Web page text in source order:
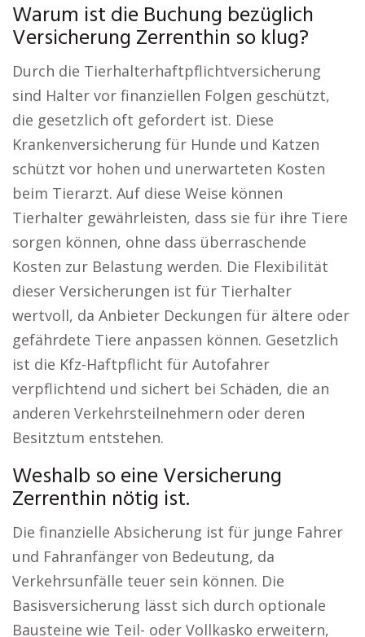
Warum ist die Buchung bezüglich
Versicherung Zerrenthin so klug?
Durch die Tierhalterhaftpflichtversicherung
sind Halter vor finanziellen Folgen geschützt,
die gesetzlich oft gefordert ist. Diese
Krankenversicherung für Hunde und Katzen
schützt vor hohen und unerwarteten Kosten
beim Tierarzt. Auf diese Weise können
Tierhalter gewährleisten, dass sie für ihre Tiere
sorgen können, ohne dass überraschende
Kosten zur Belastung werden. Die Flexibilität
dieser Versicherungen ist für Tierhalter
wertvoll, da Anbieter Deckungen für ältere oder
gefährdete Tiere anpassen können. Gesetzlich
ist die Kfz-Haftpflicht für Autofahrer
verpflichtend und sichert bei Schäden, die an
anderen Verkehrsteilnehmern oder deren
Besitztum entstehen.
Weshalb so eine Versicherung
Zerrenthin nötig ist.
Die finanzielle Absicherung ist für junge Fahrer
und Fahranfänger von Bedeutung, da
Verkehrsunfälle teuer sein können. Die
Basisversicherung lässt sich durch optionale
Bausteine wie Teil- oder Vollkasko erweitern,